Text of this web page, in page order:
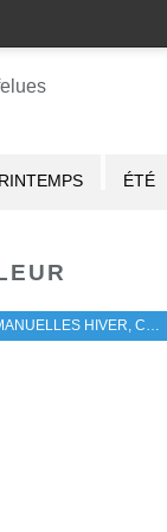
ÉTÉ
HIVER CHANDELEUR